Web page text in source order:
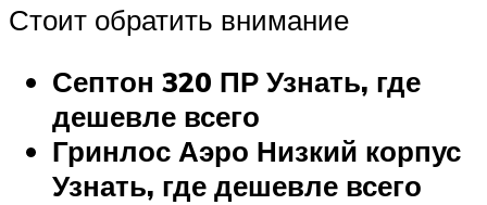
Стоит обратить внимание
Септон 320 ПР Узнать, где
дешевле всего
Гринлос Аэро Низкий корпус
Узнать, где дешевле всего